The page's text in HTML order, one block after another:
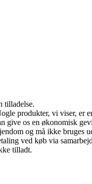
tilladelse.
produkter, vi viser, er
give os en økonomisk
og må ikke bruges
ved køb via
tilladt.